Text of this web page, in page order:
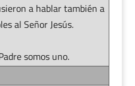
a hablar también a
al Señor Jesús.
somos uno.